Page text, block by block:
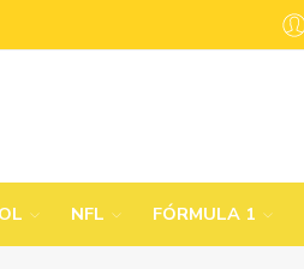
NFL FÓRMULA 1